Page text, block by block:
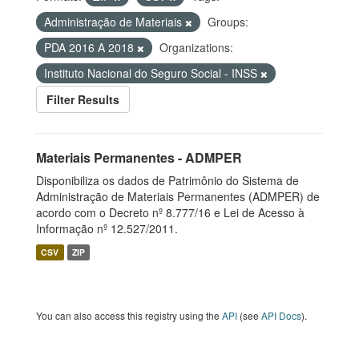
Administração de Materiais
Groups:
PDA 2016 A 2018
Organizations:
Instituto Nacional do Seguro Social - INSS
Filter Results
Materiais Permanentes - ADMPER
Disponibiliza os dados de Patrimônio do Sistema de
Administração de Materiais Permanentes (ADMPER) de
acordo com o Decreto nº 8.777/16 e Lei de Acesso à
Informação nº 12.527/2011.
CSV ZIP
You can also access this registry using the API (see API Docs).